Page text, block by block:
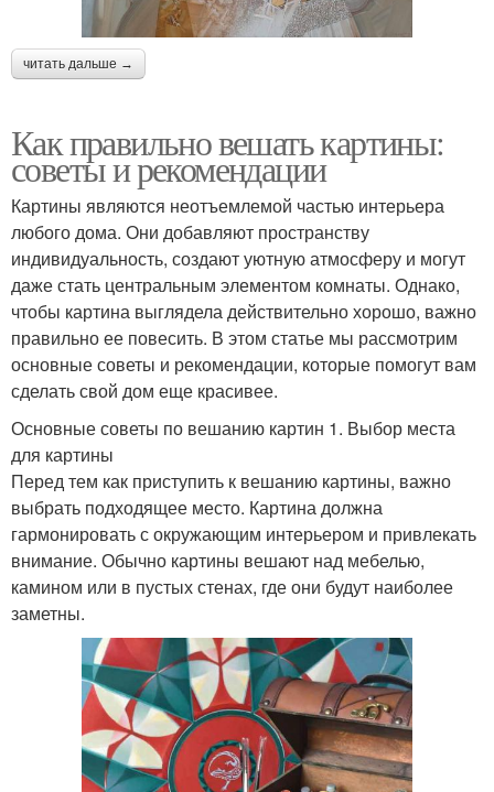
читать дальше →
Как правильно вешать картины:
советы и рекомендации
Картины являются неотъемлемой частью интерьера
любого дома. Они добавляют пространству
индивидуальность, создают уютную атмосферу и могут
даже стать центральным элементом комнаты. Однако,
чтобы картина выглядела действительно хорошо, важно
правильно ее повесить. В этом статье мы рассмотрим
основные советы и рекомендации, которые помогут вам
сделать свой дом еще красивее.
Основные советы по вешанию картин 1. Выбор места
для картины
Перед тем как приступить к вешанию картины, важно
выбрать подходящее место. Картина должна
гармонировать с окружающим интерьером и привлекать
внимание. Обычно картины вешают над мебелью,
камином или в пустых стенах, где они будут наиболее
заметны.